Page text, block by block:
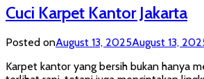
Cuci Karpet Kantor Jakarta
Posted onAugust 13, 2025August 13,
Karpet kantor yang bersih bukan hanya